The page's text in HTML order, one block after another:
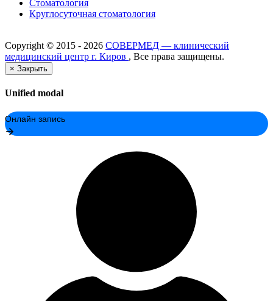
Стоматология
Круглосуточная стоматология
Copyright © 2015 - 2026 СОВЕРМЕД — клинический
медицинский центр г. Киров , Все права защищены.
× Закрыть
Unified modal